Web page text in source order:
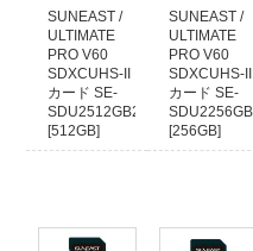
各クレジットカード会社の本人認証
認時間を早めることが出来ます。
本人認証サービス以外のクレジット
ド会社へ確認してからの発送となりま
1日程度(場合により2、3日以上)出
ださい。
【お知らせ】代金引換でのご注文
運送業者の代金引換手数料改定に伴
まして取り扱いを終了いたします。
SUNEAST /
ULTIMATE
PRO V60
SDXCUHS-II
カード SE-
SDU2512GB280
[512GB]
SUNEAST /
ULTIMATE
PRO V60
SDXCUHS-II
カード SE-
[256GB]